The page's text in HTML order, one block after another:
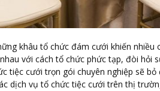
khâu tổ chức đám cưới khiến nhiều
với cách tổ chức phức tạp, đòi hỏi
tiệc cưới trọn gói chuyên nghiệp sẽ
dịch vụ tổ chức tiệc cưới trên thị